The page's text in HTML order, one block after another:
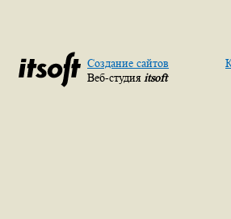
Создание сайтов
Веб-студия itsoft